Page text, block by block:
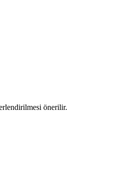
önerilir.